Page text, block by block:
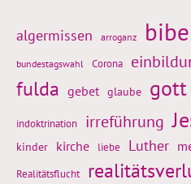
algermissen arroganz
bundestagswahl Corona
fulda gebet glaube gott
indoktrination irreführung
kinder kirche liebe Luther
Realitätsflucht